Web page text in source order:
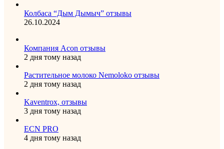
Колбаса “Дым Дымыч” отзывы
26.10.2024
Компания Acon отзывы
2 дня тому назад
Растительное молоко Nemoloko отзывы
2 дня тому назад
Kaventrox, отзывы
3 дня тому назад
ECN PRO
4 дня тому назад